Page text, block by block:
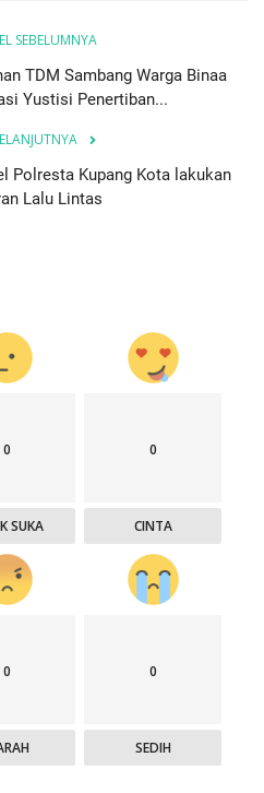
SEBELUMNYA
TDM Sambang Warga Binaa
Yustisi Penertiban...
Polresta Kupang Kota lakukan
Lalu Lintas
0
SUKA
0
CINTA
0 0
SEDIH